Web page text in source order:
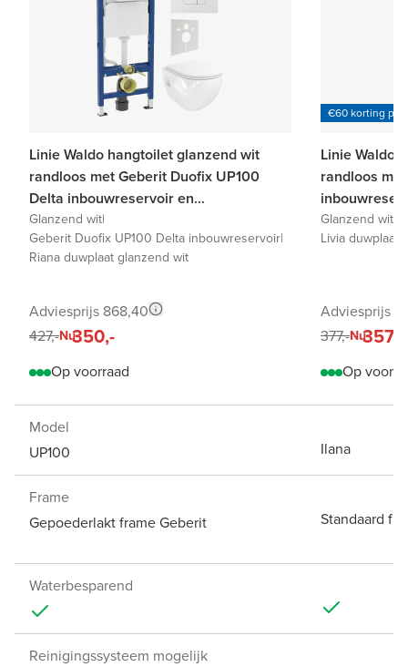
Linie Waldo hangtoilet glanzend wit
randloos met Geberit Duofix UP100
Delta inbouwreservoir en
bedieningspaneel
Glanzend wit|
Geberit Duofix UP100 Delta inbouwreservoir|
Riana duwplaat glanzend wit
Adviesprijs 868,40
427,-Nu350,-
Op voorraad
€60 korting per
Linie Waldo
randloos
Glanzend wit
Livia duwplaat
Adviesprijs
377,-Nu357,-
Op
Model
UP100
Ilana
Frame
Gepoederlakt frame Geberit
Standaard
Waterbesparend
Reinigingssysteem mogelijk